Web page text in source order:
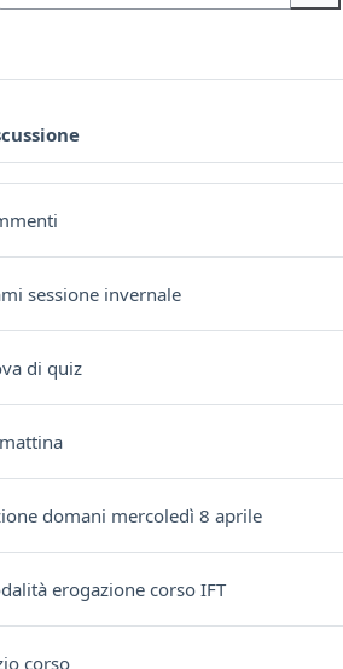
sessione invernale
di quiz
domani mercoledì 8 aprile
erogazione corso IFT
corso